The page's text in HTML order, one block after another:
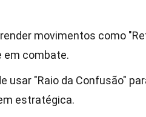
movimentos como
em combate.
usar "Raio da Confusão"
estratégica.